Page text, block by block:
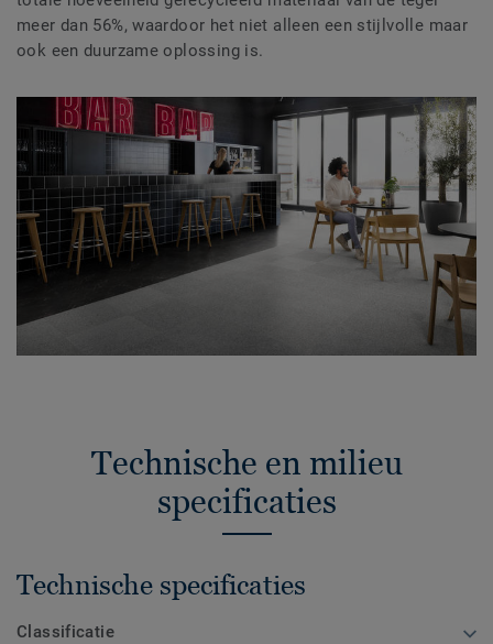
meer dan 56%, waardoor het niet alleen een stijlvolle maar
ook een duurzame oplossing is.
Technische en milieu
specificaties
Technische specificaties
Classificatie